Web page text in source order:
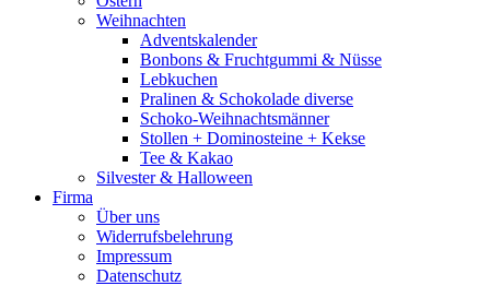
Weihnachten
Adventskalender
Bonbons & Fruchtgummi & Nüsse
Lebkuchen
Pralinen & Schokolade diverse
Schoko-Weihnachtsmänner
Stollen + Dominosteine + Kekse
Tee & Kakao
Silvester & Halloween
Firma
Über uns
Widerrufsbelehrung
Impressum
Datenschutz